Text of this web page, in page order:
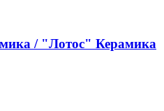
/ "Лотос" Керамика